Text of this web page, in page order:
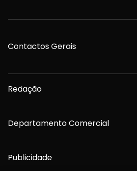
Contactos Gerais
Redação
Departamento Comercial
Publicidade